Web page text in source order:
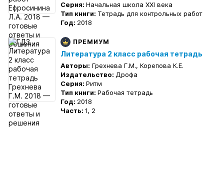
Серия: Начальная школа XXI века
Тип книги: Тетрадь для контрольных работ
Год: 2018
ПРЕМИУМ
Литература 2 класс рабочая тетрадь
Авторы: Грехнева Г.М., Корепова К.Е.
Издательство: Дрофа
Серия: Ритм
Тип книги: Рабочая тетрадь
Год: 2018
Часть: 1, 2